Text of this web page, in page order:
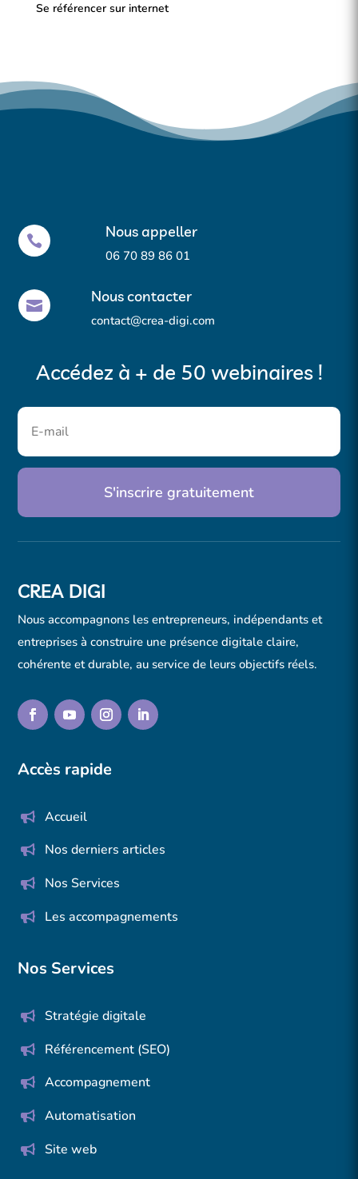
Se référencer sur internet
 Nous appeller
06 70 89 86 01
 Nous contacter
contact@crea-digi.com
Accédez à + de 50 webinaires !
S'inscrire gratuitement
CREA DIGI
Nous accompagnons les entrepreneurs, indépendants et
entreprises à construire une présence digitale claire,
cohérente et durable, au service de leurs objectifs réels.
Accès rapide
Accueil
Nos derniers articles
Nos Services
Les accompagnements
Nos Services
Stratégie digitale
Référencement (SEO)
Accompagnement
Automatisation
Site web